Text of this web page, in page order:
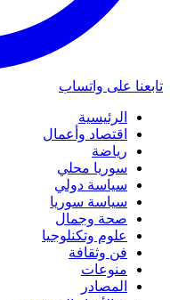
تابعنا على واتساب
الرئيسية
اقتصاد وأعمال
رياضة
سوريا محلي
سياسة دولي
سياسة سوريا
صحة وجمال
علوم وتكنلوجيا
فن وثقافة
منوعات
المصادر